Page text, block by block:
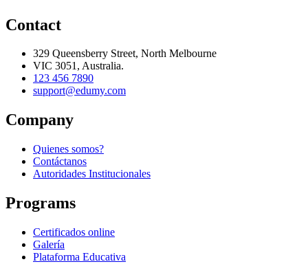
Contact
329 Queensberry Street, North Melbourne
VIC 3051, Australia.
123 456 7890
support@edumy.com
Company
Quienes somos?
Contáctanos
Autoridades Institucionales
Programs
Certificados online
Galería
Plataforma Educativa